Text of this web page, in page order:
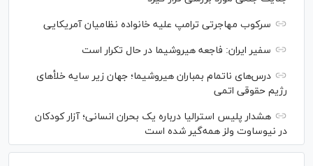
سرکوب مهاجرتی ترامپ علیه خانواده نظامیان آمریکایی
سفیر ایران: فاجعه هیروشیما در حال تکرار است
درس‌های ناتمام بمباران هیروشیما؛ جهان زیر سایه خلأ‌های
رژیم حقوقی اتمی
هشدار پلیس استرالیا درباره یک بحران انسانی؛ آزار کودکان
در نیوساوت ولز همه‌گیر شده است